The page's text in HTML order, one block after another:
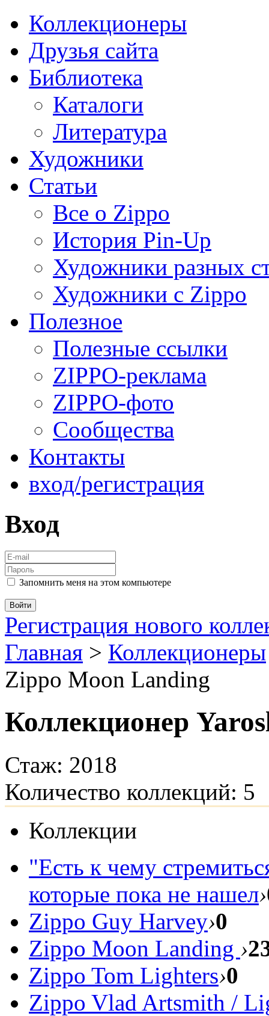
Коллекционеры
Друзья сайта
Библиотека
Каталоги
Литература
Художники
Статьи
Все о Zippo
История Pin-Up
Художники разных
Художники с Zippo
Полезное
Полезные ссылки
ZIPPO-реклама
ZIPPO-фото
Сообщества
Контакты
вход/регистрация
Вход
Запомнить меня на этом компьютере
Регистрация нового
Главная > Коллекционеры
Zippo Moon Landing
Коллекционер
Стаж: 2018
Количество коллекций: 5
Коллекции
"Есть к чему
которые пока не нашел›
Zippo Guy Harvey›0
Zippo Moon Landing ›
Zippo Tom Lighters›0
Zippo Vlad Artsmith /